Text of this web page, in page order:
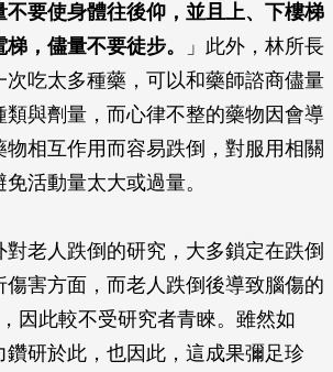
不要使身體往後仰，並且上、下樓梯
，儘量不要徒步。
」此外，林所長
次吃太多種藥，可以和藥師諮商儘量
類與劑量，而心律不整的藥物因會導
相互作用而容易跌倒，對服用相關
活動量太大或過量。
老人跌倒的研究，大多鎖定在跌倒
傷害方面，而老人跌倒後導致腦傷的
因此較不受研究者青睞。雖然如
鑽研於此，也因此，這成果彌足珍